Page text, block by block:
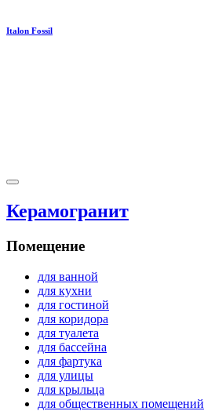
Italon Fossil
Керамогранит
Помещение
для ванной
для кухни
для гостиной
для коридора
для туалета
для бассейна
для фартука
для улицы
для крыльца
для общественных помещений